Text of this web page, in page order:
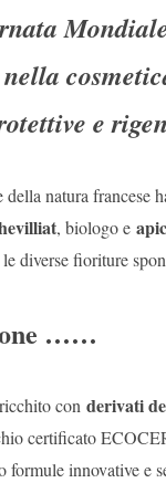
e
della natura
, biologo e
le diverse fioriture
……
con derivati
certificato
innovative e